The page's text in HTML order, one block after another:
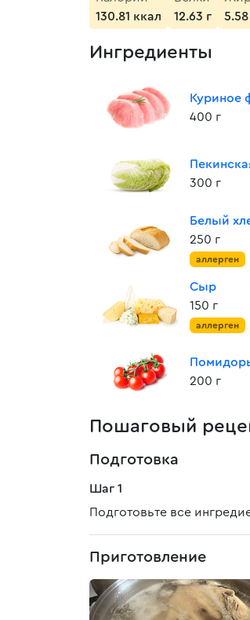
130.81 ккал
12.63 г
5.58
Ингредиенты
Куриное
400 г
300 г
Белый
250 г
аллерген
Сыр
150 г
аллерген
200 г
Пошаговый
Подготовка
Шаг 1
Подготовьте все
Приготовление